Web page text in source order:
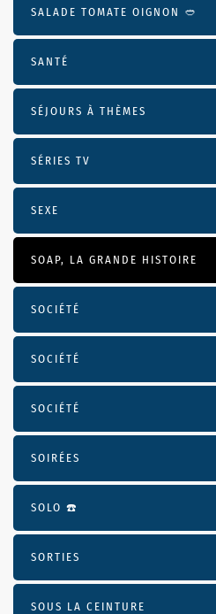
SALADE TOMATE OIGNON 🥙
SANTÉ
SÉJOURS À THÈMES
SÉRIES TV
SEXE
SOAP, LA GRANDE HISTOIRE
SOCIÉTÉ
SOCIÉTÉ
SOCIÉTÉ
SOIRÉES
SOLO ☎️
SORTIES
SOUS LA CEINTURE